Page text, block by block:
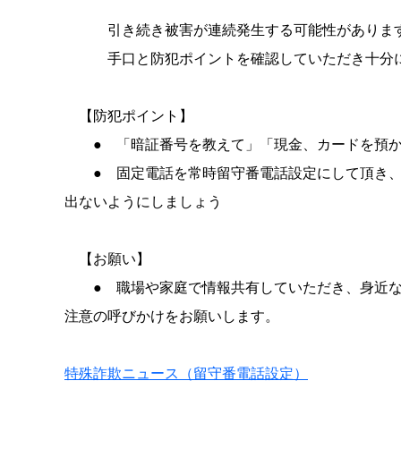
引き続き被害が連続発生する可能性がありま
手口と防犯ポイントを確認していただき十分
【防犯ポイント】
● 「暗証番号を教えて」「現金、カードを預か
● 固定電話を常時留守番電話設定にして頂き、
出ないようにしましょう
【お願い】
● 職場や家庭で情報共有していただき、身近な
注意の呼びかけをお願いします。
特殊詐欺ニュース（留守番電話設定）